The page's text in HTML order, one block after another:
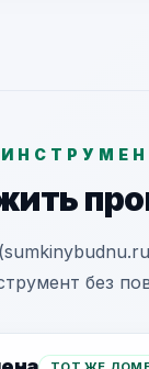
без